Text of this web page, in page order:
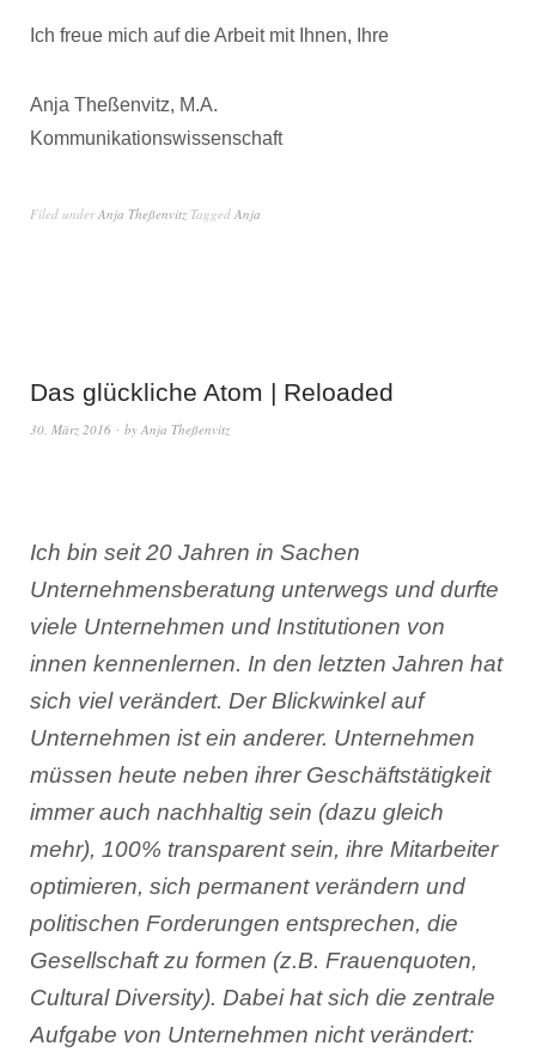
Ich freue mich auf die Arbeit mit Ihnen, Ihre
Anja Theßenvitz, M.A.
Kommunikationswissenschaft
Filed underAnja Theßenvitz Tagged Anja
Das glückliche Atom | Reloaded
30. März 2016 by Anja Theßenvitz
Ich bin seit 20 Jahren in Sachen
Unternehmensberatung unterwegs und durfte
viele Unternehmen und Institutionen von
innen kennenlernen. In den letzten Jahren hat
sich viel verändert. Der Blickwinkel auf
Unternehmen ist ein anderer. Unternehmen
müssen heute neben ihrer Geschäftstätigkeit
immer auch nachhaltig sein (dazu gleich
mehr), 100% transparent sein, ihre Mitarbeiter
optimieren, sich permanent verändern und
politischen Forderungen entsprechen, die
Gesellschaft zu formen (z.B. Frauenquoten,
Cultural Diversity). Dabei hat sich die zentrale
Aufgabe von Unternehmen nicht verändert: